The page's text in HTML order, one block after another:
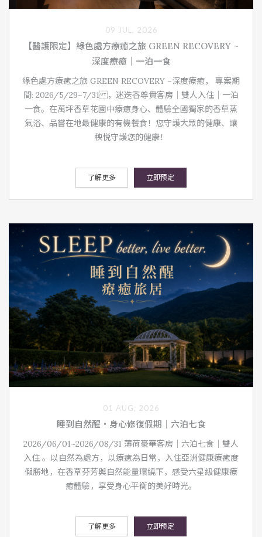
【醫護限定】綠色處方療癒之旅 GREEN RECOVERY ~
深度療癒｜一泊一食
綠色處方療癒之旅 GREEN RECOVERY ~深度療癒， 專案期
間: 2026/5/29~7/31 ，迷迭香尊貴客房｜雙人入住｜一泊
一食。在萬坪香草花園中療癒身心、體驗全國獨家的香草蒸
氣浴、品嘗在地最健康的有機餐食！您守護大眾的健康、讓
秧悦守護您的健康！
09 JUL, 2026
了解更多 立即预定
睡到自然醒・身心修復假期｜六泊七食
2026/06/01~2026/08/31 薄荷豪華客房｜六泊七食｜雙人
入住 。以自然為處方，以療癒為日常，入住亞洲健康療癒度
假勝地，在香草芬芳與自然能量環繞下，感受六星級健康療
癒體驗，享受身心平衡的美好時光。
01 AUG, 2026
了解更多 立即预定